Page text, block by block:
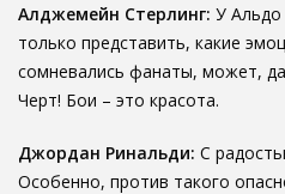
Алджемейн Стерлинг: У Альдо
только представить, какие
сомневались фанаты, может,
Черт! Бои – это красота.
Джордан Ринальди: С
Особенно, против такого